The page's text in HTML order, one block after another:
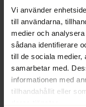
Vi använder
till användarna,
medier och
sådana identifierare
till de sociala medier,
samarbetar med.
informationen med
tillhandahållit eller
Text: Hans Ödén